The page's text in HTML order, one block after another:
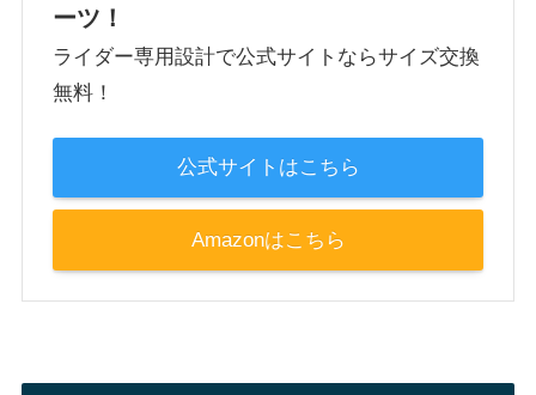
ーツ！
ライダー専用設計で公式サイトならサイズ交換
無料！
公式サイトはこちら
Amazonはこちら